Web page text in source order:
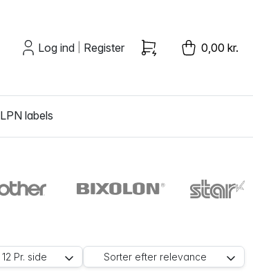
Log ind Register 0,00 kr.
LPN labels
12 Pr. side Sorter efter relevance